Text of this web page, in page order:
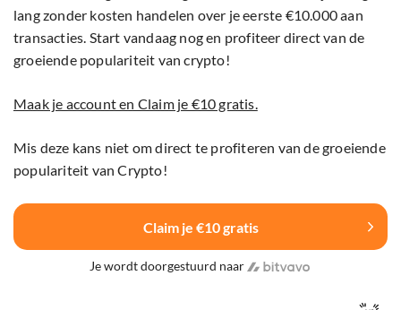
lang zonder kosten handelen over je eerste €10.000 aan
transacties. Start vandaag nog en profiteer direct van de
groeiende populariteit van crypto!
Maak je account en Claim je €10 gratis.
Mis deze kans niet om direct te profiteren van de groeiende
populariteit van Crypto!
Claim je €10 gratis
Je wordt doorgestuurd naar